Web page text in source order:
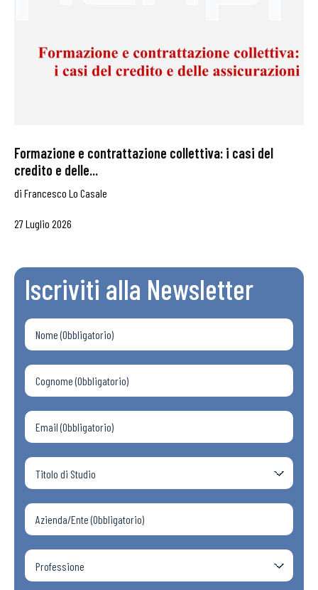
Formazione e contrattazione collettiva: i casi del
credito e delle...
di Francesco Lo Casale
27 Luglio 2026
Iscriviti alla Newsletter